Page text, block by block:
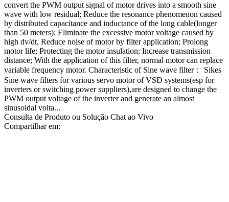
convert the PWM output signal of motor drives into a smooth sine
wave with low residual; Reduce the resonance phenomenon caused
by distributed capacitance and inductance of the long cable(longer
than 50 meters); Eliminate the excessive motor voltage caused by
high dv/dt, Reduce noise of motor by filter application; Prolong
motor life; Protecting the motor insulation; Increase transmission
distance; With the application of this filter, normal motor can replace
variable frequency motor. Characteristic of Sine wave filter： Sikes
Sine wave filters for various servo motor of VSD systems(esp for
inverters or switching power suppliers),are designed to change the
PWM output voltage of the inverter and generate an almost
sinusoidal volta...
Consulta de Produto ou Solução Chat ao Vivo
Compartilhar em: